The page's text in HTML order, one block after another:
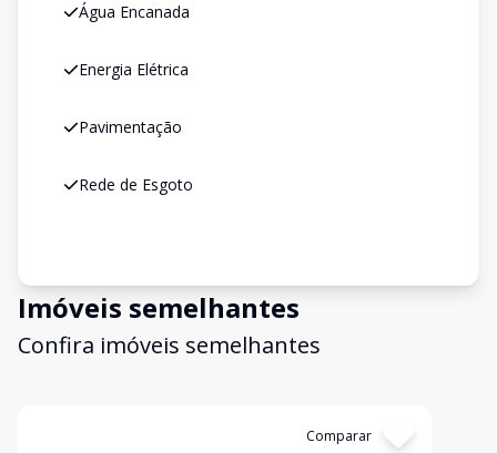
Água Encanada
Energia Elétrica
Pavimentação
Rede de Esgoto
Imóveis semelhantes
Confira imóveis semelhantes
Comparar